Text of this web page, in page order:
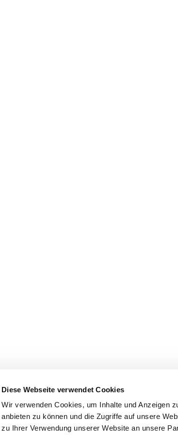
Diese Webseite verwendet Cookies
Wir verwenden Cookies, um Inhalte und Anzeigen
anbieten zu können und die Zugriffe auf unsere
zu Ihrer Verwendung unserer Website an unsere